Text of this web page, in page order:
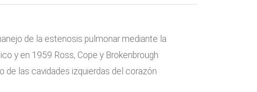
de la estenosis pulmonar mediante la
y en 1959 Ross, Cope y Brokenbrough
las cavidades izquierdas del corazón